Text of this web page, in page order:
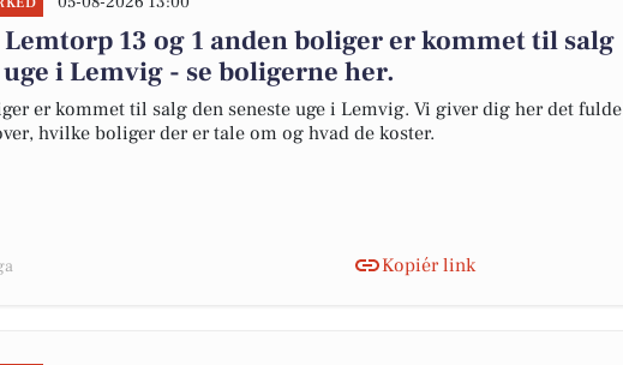
Lemtorp 13 og 1 anden boliger er kommet til salg
i Lemvig - se boligerne her.
er kommet til salg den seneste uge i Lemvig. Vi giver dig her det fulde
hvilke boliger der er tale om og hvad de koster.
Kopiér link